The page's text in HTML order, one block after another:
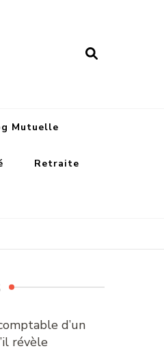
Mutuelle
Retraite
d’un
révèle